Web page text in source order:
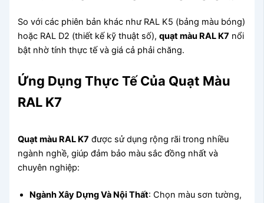
So với các phiên bản khác như RAL K5 (bảng màu bóng)
hoặc RAL D2 (thiết kế kỹ thuật số),quạt màu RAL K7 nổi
bật nhờ tính thực tế và giá cả phải chăng.
Ứng Dụng Thực Tế Của Quạt Màu
RAL K7
Quạt màu RAL K7 được sử dụng rộng rãi trong nhiều
ngành nghề, giúp đảm bảo màu sắc đồng nhất và
chuyên nghiệp:
Ngành Xây Dựng Và Nội Thất: Chọn màu sơn tường,